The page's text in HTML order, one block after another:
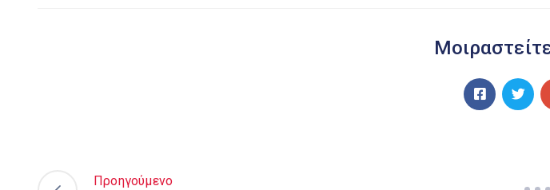
Προηγούμενο